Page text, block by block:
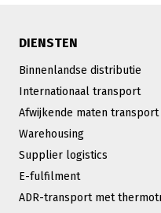
DIENSTEN
Binnenlandse distributie
Internationaal transport
Afwijkende maten transport
Warehousing
Supplier logistics
E-fulfilment
ADR-transport met